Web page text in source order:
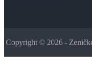
Copyright © 2026 -